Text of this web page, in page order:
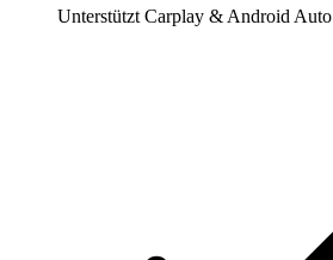
Unterstützt Carplay & Android Auto